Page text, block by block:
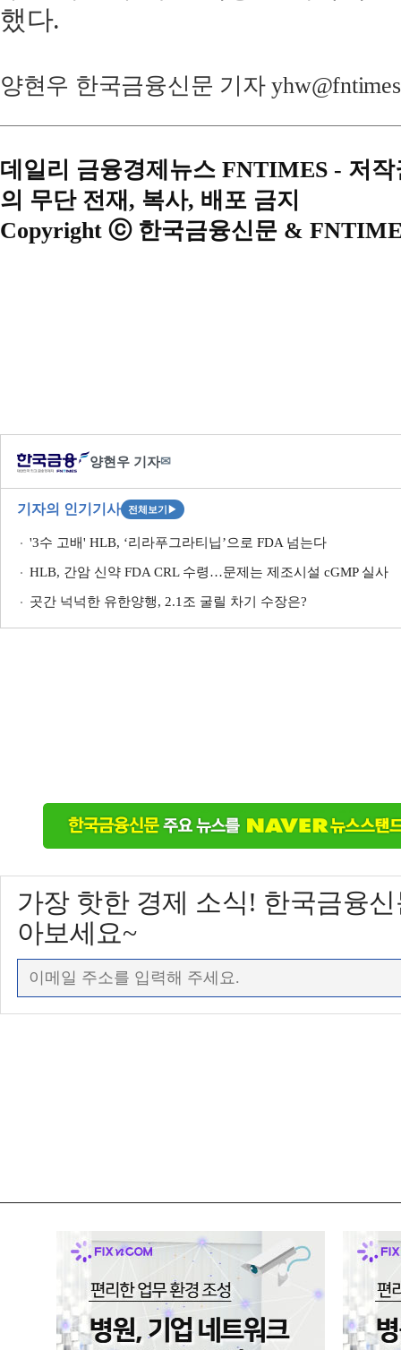
했다.
양현우 한국금융신문 기자
데일리 금융경제뉴스 FNTIMES - 저
의 무단 전재, 복사, 배포 금지
Copyright ⓒ 한국금융신문 &
양현우 기자✉
기자의 인기기사 전체보기 ▶
'3수 고배' HLB, ‘리라푸그라티닙’으로 FDA 넘는다
HLB, 간암 신약 FDA CRL 수령…문제는 제조시설 cGMP 실사
곳간 넉넉한 유한양행, 2.1조 굴릴 차기 수장은?
가장 핫한 경제 소식! 한국금융
아보세요~